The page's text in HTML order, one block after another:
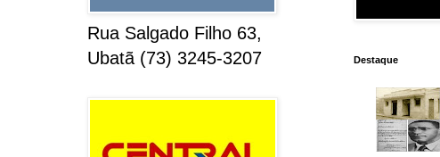
Destaque
Rua Salgado Filho 63,
Ubatã (73) 3245-3207